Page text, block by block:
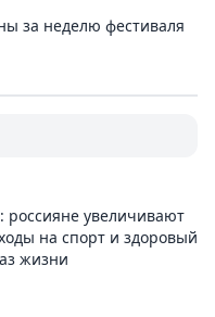
за неделю фестиваля
россияне увеличивают
на спорт и здоровый
жизни